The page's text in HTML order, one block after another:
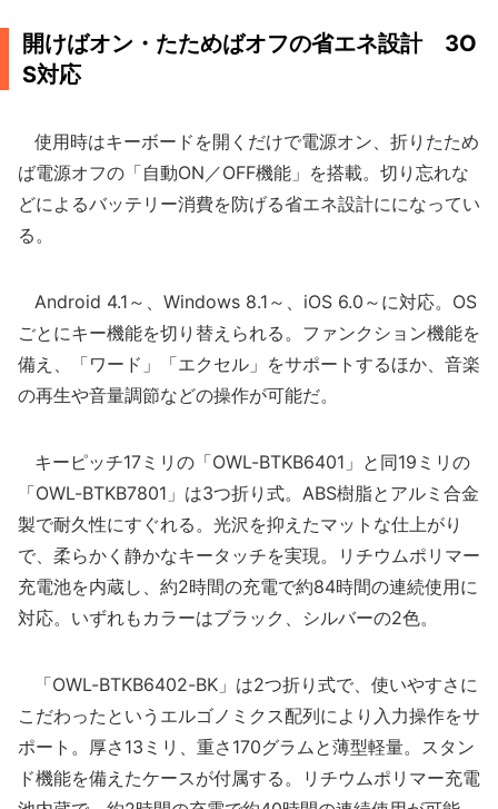
開けばオン・たためばオフの省エネ設計 3O
S対応
使用時はキーボードを開くだけで電源オン、折りたため
ば電源オフの「自動ON／OFF機能」を搭載。切り忘れな
どによるバッテリー消費を防げる省エネ設計にになってい
る。
Android 4.1～、Windows 8.1～、iOS 6.0～に対応。OS
ごとにキー機能を切り替えられる。ファンクション機能を
備え、「ワード」「エクセル」をサポートするほか、音楽
の再生や音量調節などの操作が可能だ。
キーピッチ17ミリの「OWL-BTKB6401」と同19ミリの
「OWL-BTKB7801」は3つ折り式。ABS樹脂とアルミ合金
製で耐久性にすぐれる。光沢を抑えたマットな仕上がり
で、柔らかく静かなキータッチを実現。リチウムポリマー
充電池を内蔵し、約2時間の充電で約84時間の連続使用に
対応。いずれもカラーはブラック、シルバーの2色。
「OWL-BTKB6402-BK」は2つ折り式で、使いやすさに
こだわったというエルゴノミクス配列により入力操作をサ
ポート。厚さ13ミリ、重さ170グラムと薄型軽量。スタン
ド機能を備えたケースが付属する。リチウムポリマー充電